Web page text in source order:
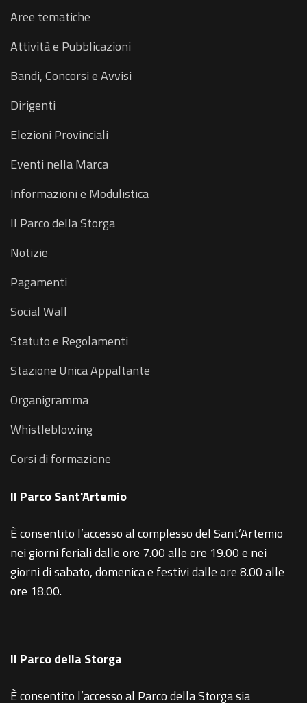
Aree tematiche
Attività e Pubblicazioni
Bandi, Concorsi e Avvisi
Dirigenti
Elezioni Provinciali
Eventi nella Marca
Informazioni e Modulistica
Il Parco della Storga
Notizie
Pagamenti
Social Wall
Statuto e Regolamenti
Stazione Unica Appaltante
Organigramma
Whistleblowing
Corsi di formazione
Il Parco Sant'Artemio
È consentito l’accesso al complesso del Sant’Artemio
nei giorni feriali dalle ore 7.00 alle ore 19.00 e nei
giorni di sabato, domenica e festivi dalle ore 8.00 alle
ore 18.00.
Il Parco della Storga
È consentito l’accesso al Parco della Storga sia